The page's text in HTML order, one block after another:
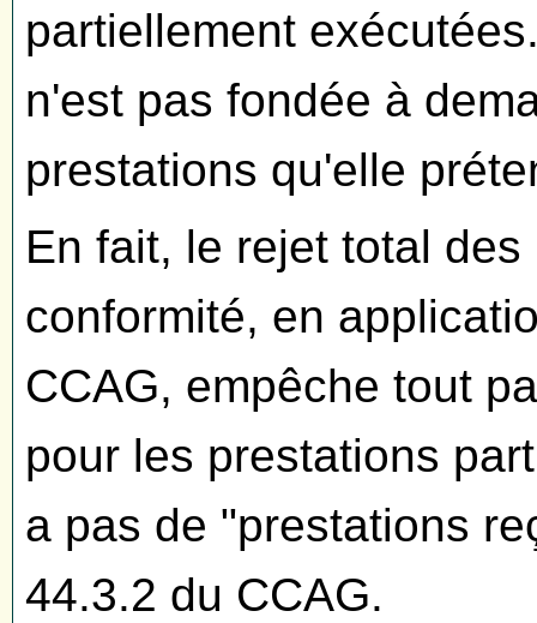
partiellement
n'est pas fondée à
prestations qu'elle
En fait, le rejet total
conformité, en
CCAG, empêche tout
pour les prestations
a pas de "prestations
44.3.2 du CCAG.